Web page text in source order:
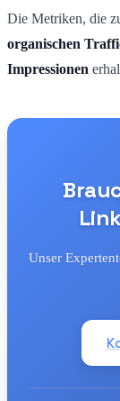
Die Metriken, die
organischen
Impressionen
Unser